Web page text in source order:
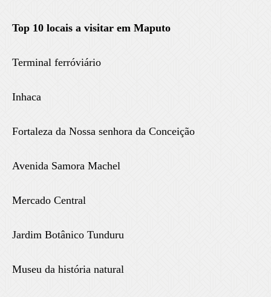
Top 10 locais a visitar em Maputo
Terminal ferróviário
Inhaca
Fortaleza da Nossa senhora da Conceição
Avenida Samora Machel
Mercado Central
Jardim Botânico Tunduru
Museu da história natural